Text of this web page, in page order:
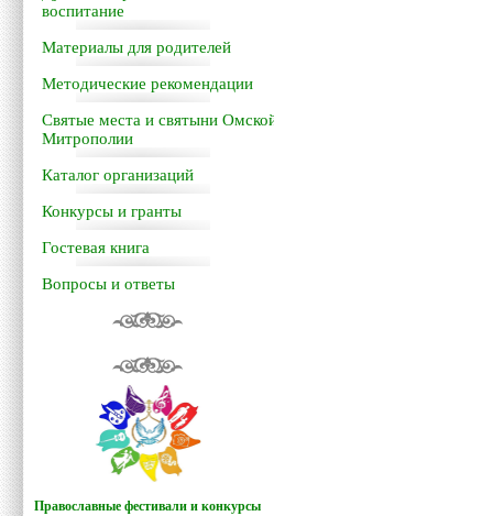
воспитание
Материалы для родителей
Методические рекомендации
Святые места и святыни Омской
Митрополии
Каталог организаций
Конкурсы и гранты
Гостевая книга
Вопросы и ответы
Православные фестивали и конкурсы